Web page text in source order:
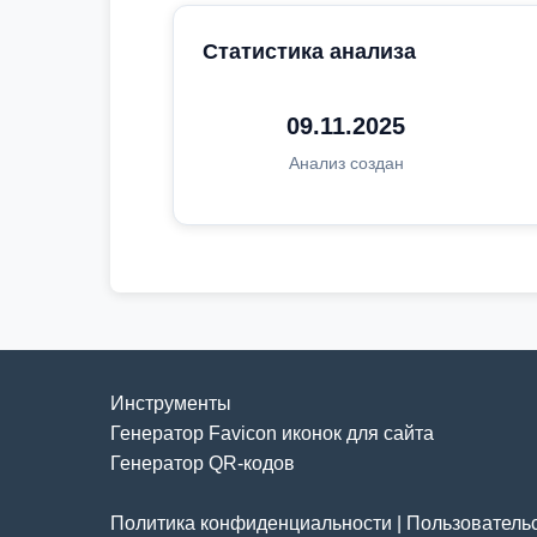
Статистика анализа
09.11.2025
Анализ создан
Инструменты
Генератор Favicon иконок для сайта
Генератор QR-кодов
Политика конфиденциальности